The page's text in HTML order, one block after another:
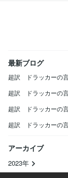
最新ブログ
超訳 ドラッカーの
超訳 ドラッカーの
超訳 ドラッカーの
超訳 ドラッカーの
アーカイブ
2023年